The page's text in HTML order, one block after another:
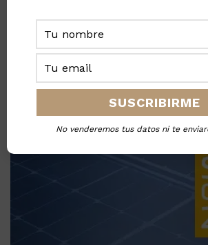
No venderemos tus datos ni te